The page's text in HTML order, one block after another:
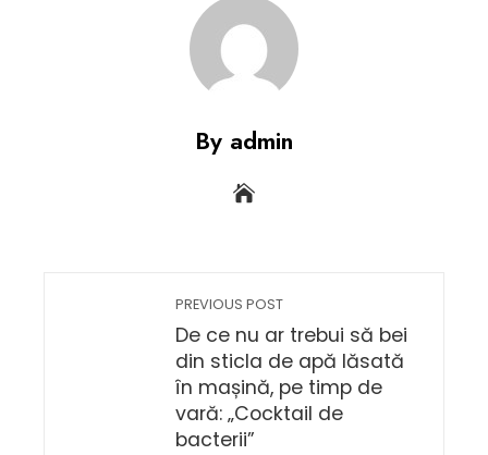
By admin
PREVIOUS POST
De ce nu ar trebui să bei
din sticla de apă lăsată
în mașină, pe timp de
vară: „Cocktail de
bacterii”